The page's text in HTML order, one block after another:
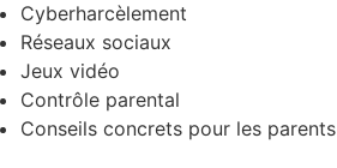
Cyberharcèlement
Réseaux sociaux
Jeux vidéo
Contrôle parental
Conseils concrets pour les parents